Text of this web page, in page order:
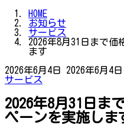
HOME
お知らせ
サービス
2026年8月31日まで
ます
2026年6月4日
2026年6月4日
サービス
2026年8月31日ま
ペーンを実施しま